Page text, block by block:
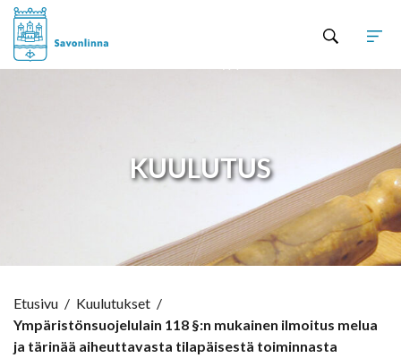
KUULUTUS
Etusivu / Kuulutukset /
Ympäristönsuojelulain 118 §:n mukainen ilmoitus melua
ja tärinää aiheuttavasta tilapäisestä toiminnasta